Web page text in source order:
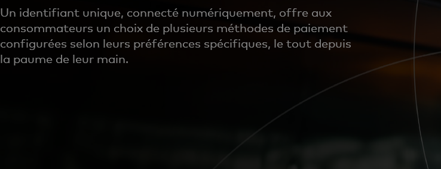
Un identifiant unique, connecté numériquement, offre aux
consommateurs un choix de plusieurs méthodes de paiement
configurées selon leurs préférences spécifiques, le tout depuis
la paume de leur main.